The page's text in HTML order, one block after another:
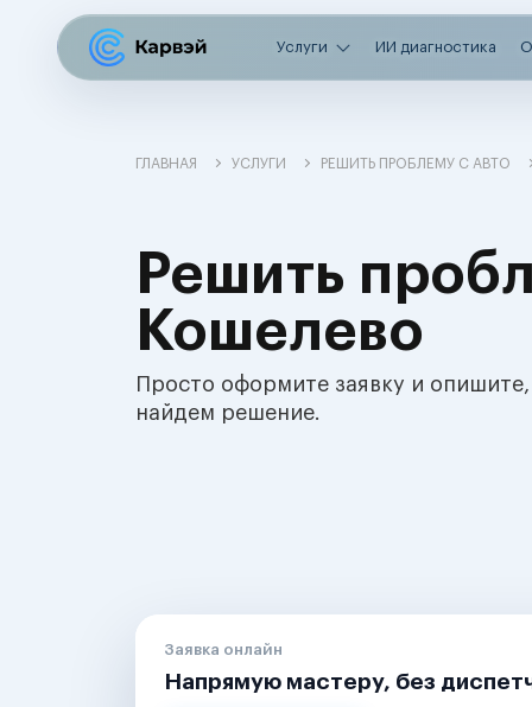
Услуги ИИ диагностика
ГЛАВНАЯ УСЛУГИ РЕШИТЬ ПРОБЛЕМУ С АВТО
Решить
Кошелево
Просто оформите заявку и
найдем решение.
Заявка онлайн
Напрямую мастеру, без